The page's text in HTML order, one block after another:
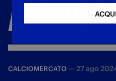
ALLA
CALCIOMERCATO — 27 ago